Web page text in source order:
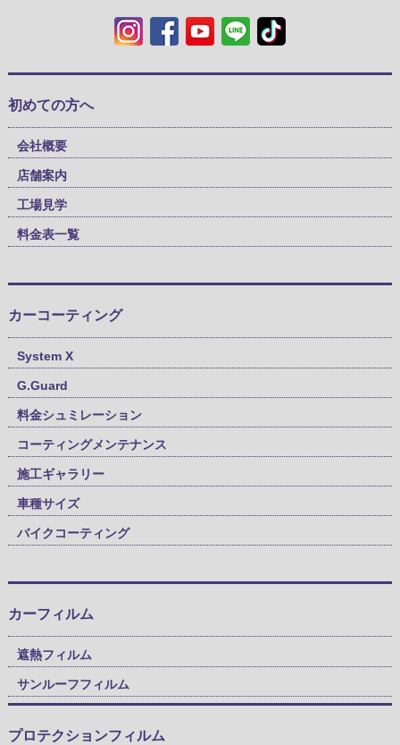
初めての方へ
会社概要
店舗案内
工場見学
料金表一覧
カーコーティング
System X
G.Guard
料金シュミレーション
コーティングメンテナンス
施工ギャラリー
車種サイズ
バイクコーティング
カーフィルム
遮熱フィルム
サンルーフフィルム
プロテクションフィルム